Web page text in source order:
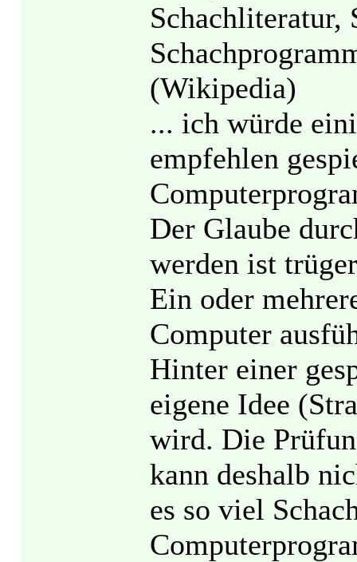
Schachliteratur,
(Wikipedia)
... ich würde
empfehlen
Der Glaube
werden ist
Ein oder
Computer
Hinter einer
eigene Idee
wird. Die
kann deshalb
es so viel